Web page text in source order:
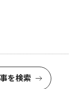
を検索